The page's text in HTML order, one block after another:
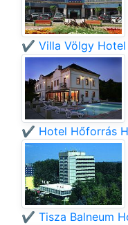
✔️ Villa Völgy
✔️ Hotel Hőforrás
✔️ Tisza Balneum